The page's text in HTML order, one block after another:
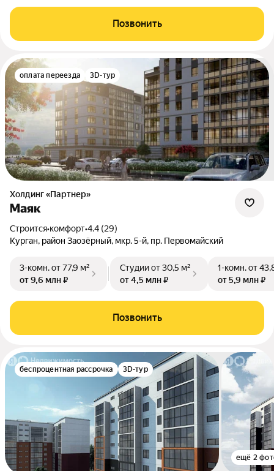
Позвонить
оплата переезда 3D-тур
Холдинг «Партнер»
Маяк
Строится•комфорт•4.4 (29)
Курган, район Заозёрный, мкр. 5-й, пр. Первомайский
3-комн.от 77,9 м²
от 9,6 млн ₽
Студииот 30,5 м²
от 4,5 млн ₽
1-комн.от
от 5,9 млн ₽
Позвонить
беспроцентная рассрочка 3D-тур
ещё 2